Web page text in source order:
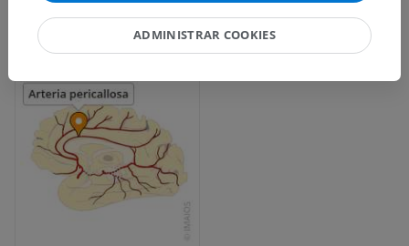
ADMINISTRAR COOKIES